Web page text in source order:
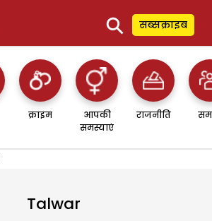
⚲ सब्सक्राइब
क्राइम
आपकी
समस्याएं
राजनीति
Talwar